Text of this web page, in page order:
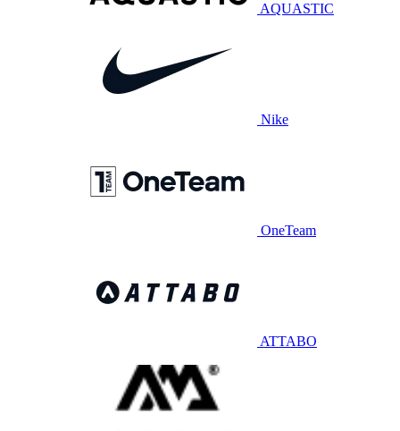
AQUASTIC
Nike
OneTeam
ATTABO